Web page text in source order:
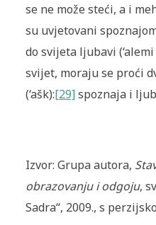
se ne može steći, a i
su uvjetovani
do svijeta ljubavi
svijet, moraju se proći
(‘ašk):[29]spoznaja i
Izvor: Grupa autora,
obrazovanju i odgoju,
Sadra“, 2009., s